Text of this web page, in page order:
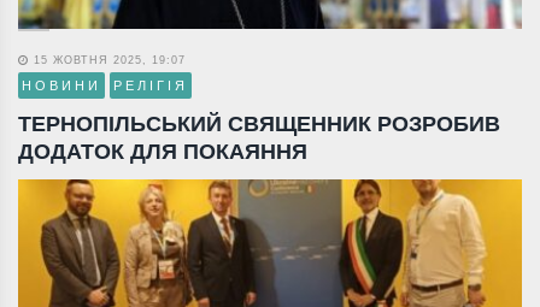
15 ЖОВТНЯ 2025, 19:07
НОВИНИ РЕЛІГІЯ
ТЕРНОПІЛЬСЬКИЙ СВЯЩЕННИК РОЗРОБИВ
ДОДАТОК ДЛЯ ПОКАЯННЯ